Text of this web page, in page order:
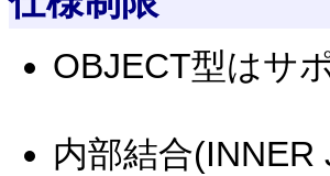
OBJECT型はサ
内部結合